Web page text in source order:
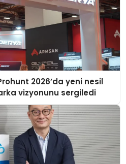
2026’da yeni nesil
vizyonunu sergiledi